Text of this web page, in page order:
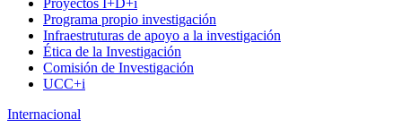
Proyectos I+D+i
Programa propio investigación
Infraestruturas de apoyo a la investigación
Ética de la Investigación
Comisión de Investigación
UCC+i
Internacional